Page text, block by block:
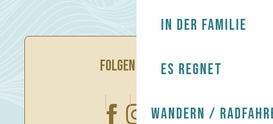
In der Familie
Es regnet
Wandern /
FOLGEN SIE UNS